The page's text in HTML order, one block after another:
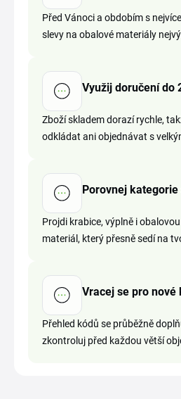
Před Vánoci a obdobím s
slevy na obalové materiály
Využij doručení do
Zboží skladem dorazí rychle,
odkládat ani objednávat s
Porovnej kategorie
Projdi krabice, výplně i
materiál, který přesně sedí na
Vracej se pro nové
Přehled kódů se průběžně
zkontroluj před každou větší